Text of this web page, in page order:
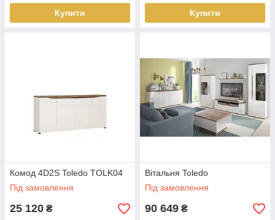
Купити Купити
Комод 4D2S Toledo TOLK04
Під замовлення
25 120 ₴
Вітальня Toledo
Під замовлення
90 649 ₴